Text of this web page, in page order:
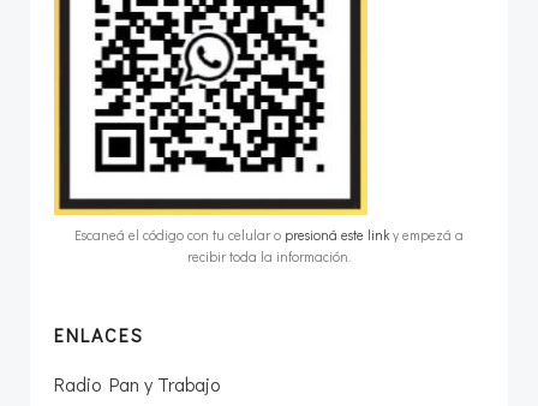
Escaneá el código con tu celular o presioná este link y empezá a
recibir toda la información.
ENLACES
Radio Pan y Trabajo